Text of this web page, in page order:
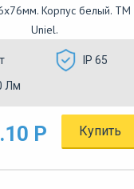
Корпус белый. TM
Uniel.
IP 65
Лм
Р Купить